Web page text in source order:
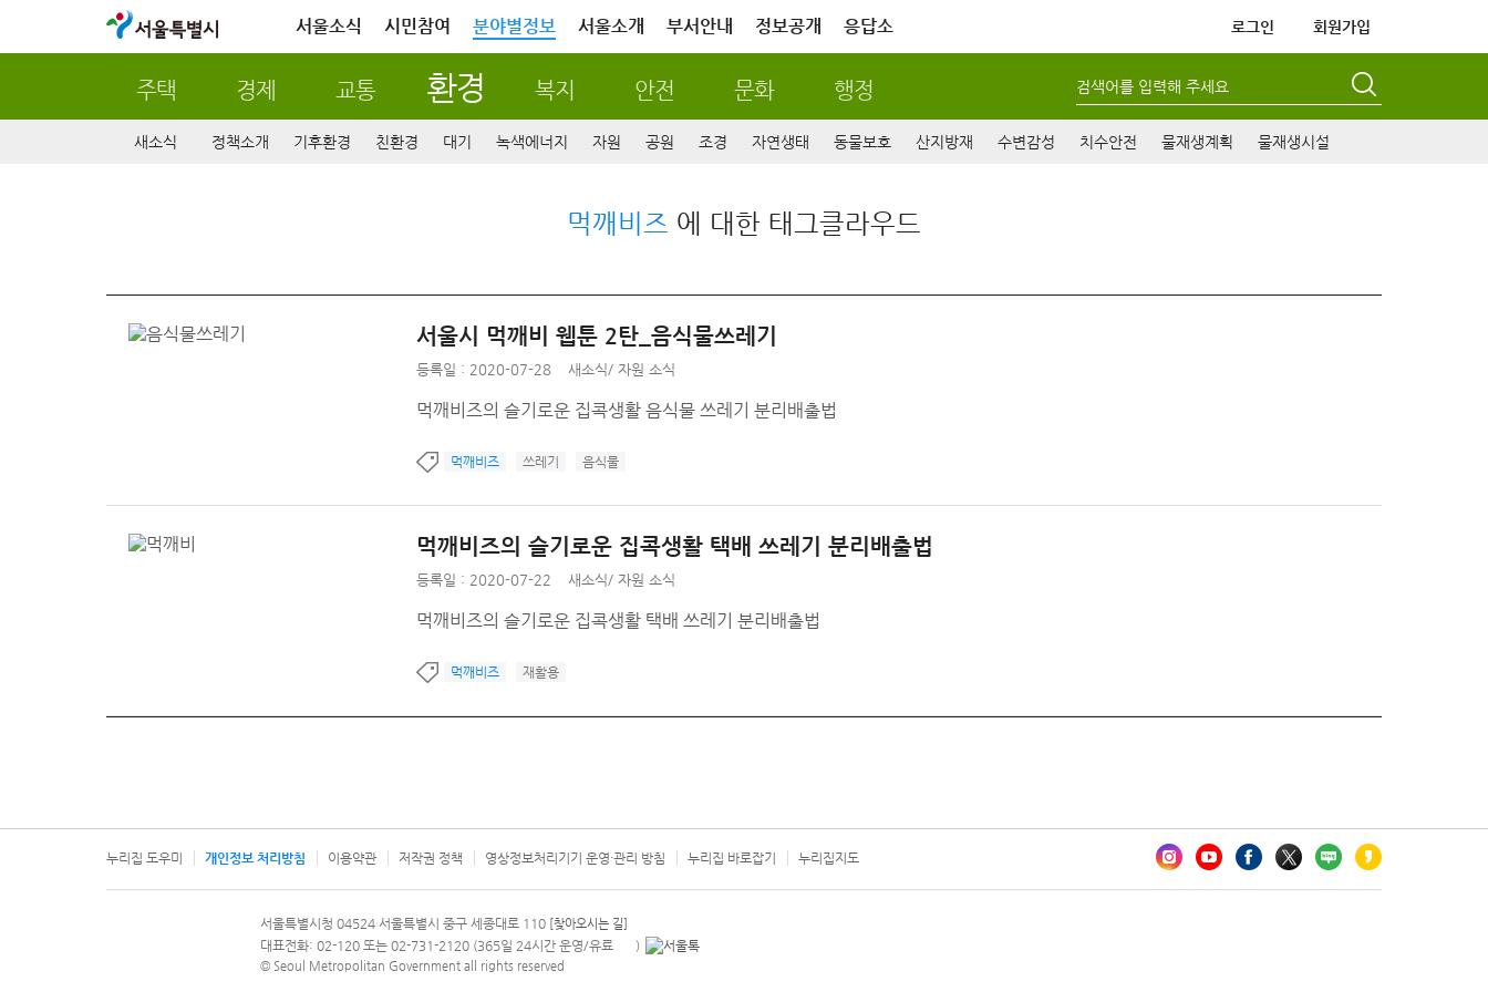
서울특별시 서울소식 시민참여 분야별정보 서울소개 부서안내 정보공개 응답소 로그인 회원가입
주택 경제 교통 환경 복지 안전 문화 행정 검색어를 입력해 주세요
새소식 정책소개 기후환경 친환경 대기 녹색에너지 자원 공원 조경 자연생태 동물보호 산지방재 수변감성 치수안전 물재생계획 물재생시설
먹깨비즈 에 대한 태그클라우드
서울시 먹깨비 웹툰 2탄_음식물쓰레기
등록일 : 2020-07-28 새소식/ 자원 소식
먹깨비즈의 슬기로운 집콕생활 음식물 쓰레기 분리배출법
먹깨비즈 쓰레기 음식물
먹깨비즈의 슬기로운 집콕생활 택배 쓰레기 분리배출법
등록일 : 2020-07-22 새소식/ 자원 소식
먹깨비즈의 슬기로운 집콕생활 택배 쓰레기 분리배출법
먹깨비즈 재활용
누리집 도우미 개인정보 처리방침 이용약관 저작권 정책 영상정보처리기기 운영·관리 방침 누리집 바로잡기 누리집지도
문의 전화번호 120, 120 다산콜재단
서울특별시청 04524 서울특별시 중구 세종대로 110 [찾아오시는 길]
대표전화: 02-120 또는 02-731-2120 (365일 24시간 운영/유료 안내팝업 열기
)
© Seoul Metropolitan Government all rights reserved